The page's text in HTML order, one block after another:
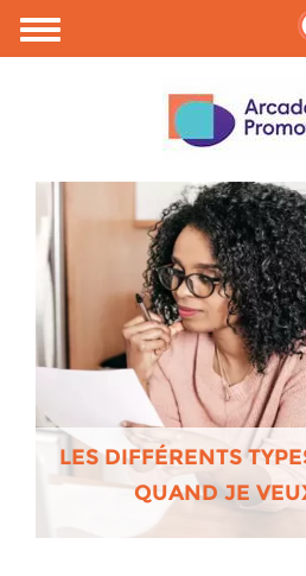
LES DIFFÉRENTS
QUAND JE